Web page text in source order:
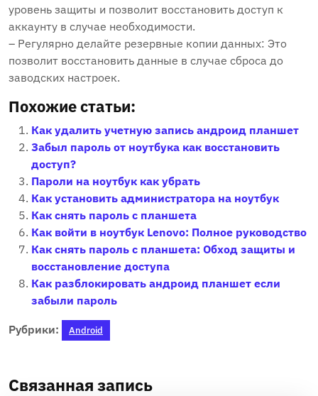
уровень защиты и позволит восстановить доступ к
аккаунту в случае необходимости.
– Регулярно делайте резервные копии данных: Это
позволит восстановить данные в случае сброса до
заводских настроек.
Похожие статьи:
Как удалить учетную запись андроид планшет
Забыл пароль от ноутбука как восстановить
доступ?
Пароли на ноутбук как убрать
Как установить администратора на ноутбук
Как снять пароль с планшета
Как войти в ноутбук Lenovo: Полное руководство
Как снять пароль с планшета: Обход защиты и
восстановление доступа
Как разблокировать андроид планшет если
забыли пароль
Рубрики: Android
Связанная запись